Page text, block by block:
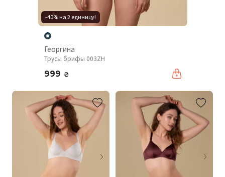
-40% на 2 единицу!
Георгина
Трусы брифы 003ZH
999 ₴